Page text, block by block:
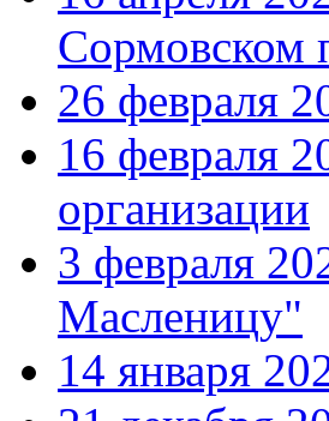
Сормовском
26 февраля
16 февраля
организации
3 февраля
Масленицу"
14 января